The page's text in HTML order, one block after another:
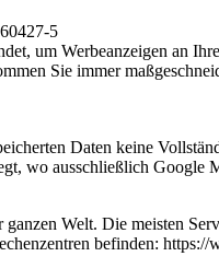
5
um Werbeanzeigen an
Sie immer
Daten keine
wo ausschließlich Google
Welt. Die meisten
befinden: